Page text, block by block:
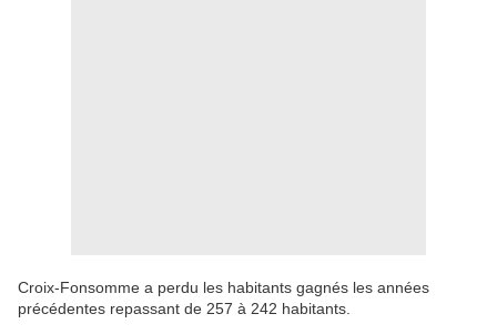
Croix-Fonsomme a perdu les habitants gagnés les années
précédentes repassant de 257 à 242 habitants.